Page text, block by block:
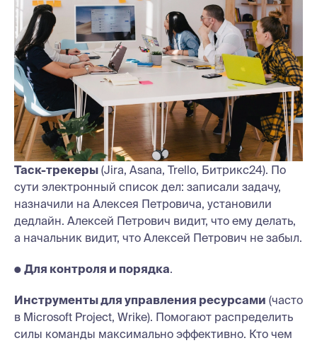
Таск-трекеры (Jira, Asana, Trello, Битрикс24). По
сути электронный список дел: записали задачу,
назначили на Алексея Петровича, установили
дедлайн. Алексей Петрович видит, что ему делать,
а начальник видит, что Алексей Петрович не забыл.
● Для контроля и порядка.
Инструменты для управления ресурсами (часто
в Microsoft Project, Wrike). Помогают распределить
силы команды максимально эффективно. Кто чем